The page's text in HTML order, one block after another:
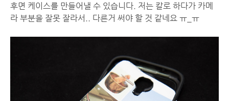
후면 케이스를 만들어낼 수 있습니다. 저는 칼로 하다가 카메
라 부분을 잘못 잘라서.. 다른거 써야 할 것 같네요 ㅠ_ㅠ